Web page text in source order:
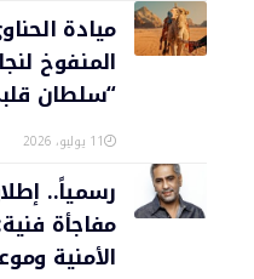
ميادة
المنفوخ
“سلطان
11 يوليو، 2026
رسمياً..
مفاجأة
الأمنية